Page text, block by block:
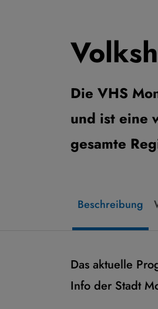
Die VHS
und ist eine
gesamte
Beschreibung
Das aktuelle
Info der Stadt